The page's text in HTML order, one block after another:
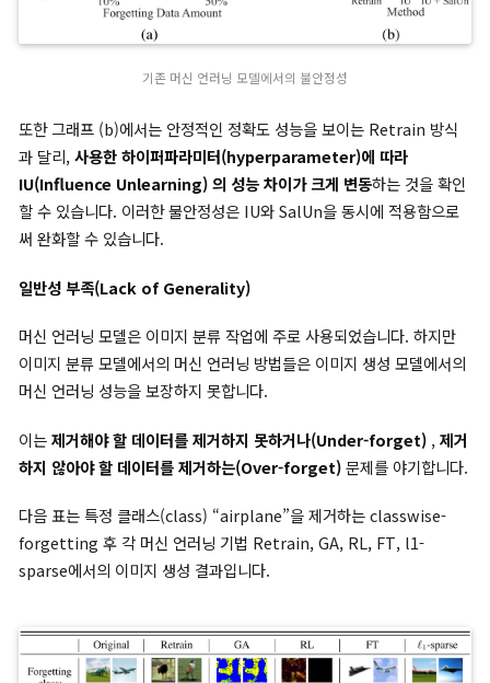
그래프 (a)에서는 전체 데이터의 10%를 제거할 때보다 50%를
때 Retrain방식과의 성능 차이가 커지는 것을 확인할 수 있습니다.
기존 머신 언러닝 모델에서의 불안정성
또한 그래프 (b)에서는 안정적인 정확도 성능을 보이는 Retrain
과 달리,사용한 하이퍼파라미터(hyperparameter)에 따라
IU(Influence Unlearning) 의 성능 차이가 크게 변동하는 것을
할 수 있습니다. 이러한 불안정성은 IU와 SalUn을 동시에 적용함
써 완화할 수 있습니다.
일반성 부족(Lack of Generality)